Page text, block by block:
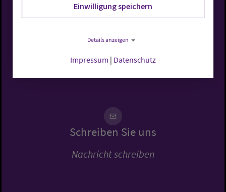
Schreiben Sie uns
Nachricht schreiben
Einwilligung speichern
Details anzeigen
Impressum | Datenschutz